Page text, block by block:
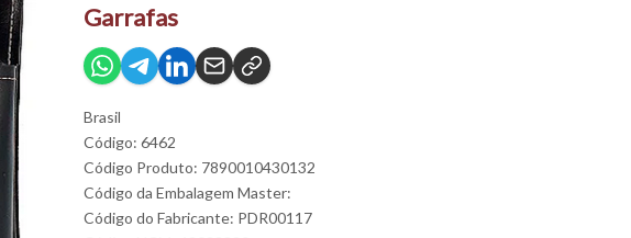
Garrafas
Brasil
Código: 6462
Código Produto: 7890010430132
Código da Embalagem Master:
Código do Fabricante: PDR00117